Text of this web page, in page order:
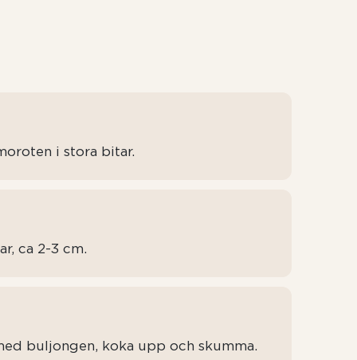
i stora bitar.
ca 2-3 cm.
buljongen, koka upp och skumma.